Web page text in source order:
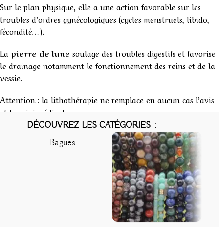
Sur le plan physique, elle a une action favorable sur les
troubles d’ordres gynécologiques (cycles menstruels, libido,
fécondité…).
La pierre de lune soulage des troubles digestifs et favorise
le drainage notamment le fonctionnement des reins et de la
vessie.
Attention : la lithothérapie ne remplace en aucun cas l’avis
et le suivi médical.
DÉCOUVREZ LES CATÉGORIES :
Bagues